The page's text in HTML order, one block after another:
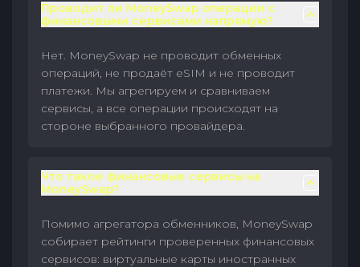
Проводит ли MoneySwap операции с
финансовыми сервисами напрямую?
Нет. MoneySwap не проводит обменных
операций, не продаёт eSIM и не проводит
платежи. Мы агрегируем и сравниваем
сервисы, а все операции происходят на
стороне выбранного провайдера.
Что такое финансовые сервисы на
MoneySwap?
Помимо агрегатора обменников, MoneySwap
собирает рейтинги проверенных финансовых
сервисов: виртуальные карты иностранных